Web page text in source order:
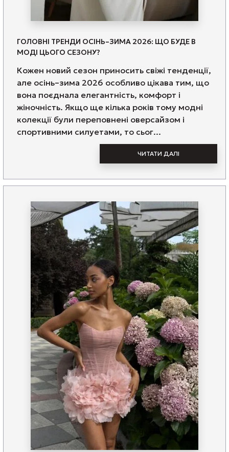
ГОЛОВНІ ТРЕНДИ ОСІНЬ–ЗИМА 2026: ЩО БУДЕ В
МОДІ ЦЬОГО СЕЗОНУ?
Кожен новий сезон приносить свіжі тенденції,
але осінь–зима 2026 особливо цікава тим, що
вона поєднала елегантність, комфорт і
жіночність. Якщо ще кілька років тому модні
колекції були переповнені оверсайзом і
спортивними силуетами, то сьог...
ЧИТАТИ ДАЛІ